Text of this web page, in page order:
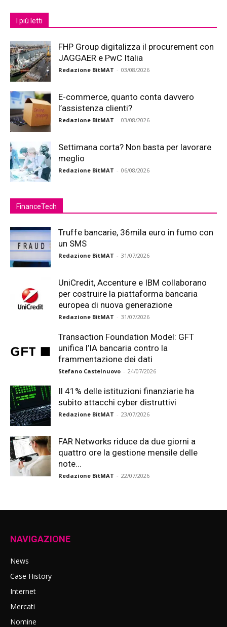
I più letti
FHP Group digitalizza il procurement con
JAGGAER e PwC Italia
Redazione BitMAT - 03/08/2026
E-commerce, quanto conta davvero
l’assistenza clienti?
Redazione BitMAT - 03/08/2026
Settimana corta? Non basta per lavorare
meglio
Redazione BitMAT - 06/08/2026
FinanceTech
Truffe bancarie, 36mila euro in fumo con
un SMS
Redazione BitMAT - 31/07/2026
UniCredit, Accenture e IBM collaborano
per costruire la piattaforma bancaria
europea di nuova generazione
Redazione BitMAT - 31/07/2026
Transaction Foundation Model: GFT
unifica l’IA bancaria contro la
frammentazione dei dati
Stefano Castelnuovo - 24/07/2026
Il 41% delle istituzioni finanziarie ha
subito attacchi cyber distruttivi
Redazione BitMAT - 23/07/2026
FAR Networks riduce da due giorni a
quattro ore la gestione mensile delle
note...
Redazione BitMAT - 22/07/2026
NAVIGAZIONE
News
Case History
Internet
Mercati
Nomine